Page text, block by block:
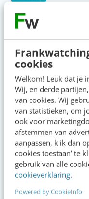
cookies
Welkom! Leuk dat je
Wij, en derde
van cookies. Wij
van statistieken, om
ook voor
afstemmen van
aanpassen, klik dan
cookies toestaan’ te
gebruik van alle
cookieverklaring.
Powered by CookieInfo
gisteren· 4
gewoon te
gisteren· 6
AI-content
hebt
4 aug 2026·
AI-labels:
verstandig
4 aug 2026